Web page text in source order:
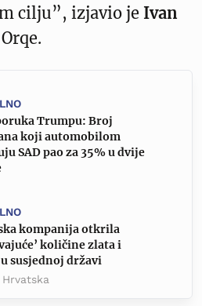
cilju”, izjavio je Ivan
Trumpu: Broj
koji automobilom
SAD pao za 35% u dvije
kompanija otkrila
količine zlata i
susjednoj državi